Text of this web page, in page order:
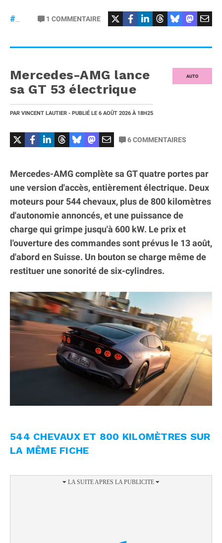
#Football #liga
1 COMMENTAIRE
AUTO
Mercedes-AMG lance
sa GT 53 électrique
PAR VINCENT LAUTIER - PUBLIÉ LE 6 AOÛT 2026 À 18H25
6COMMENTAIRES
Mercedes-AMG complète sa GT quatre portes par
une version d'accès, entièrement électrique. Deux
moteurs pour 544 chevaux, plus de 800 kilomètres
d'autonomie annoncés, et une puissance de
charge qui grimpe jusqu'à 600 kW. Le prix et
l'ouverture des commandes sont prévus le 13 août,
d'abord en Suisse. Un bouton se charge même de
restituer une sonorité de six-cylindres.
544 CHEVAUX ET 800 KILOMÈTRES SUR
LA MÊME FICHE